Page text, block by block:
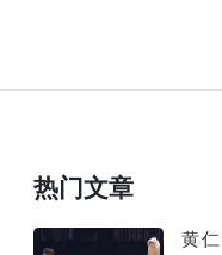
热门文章
黄